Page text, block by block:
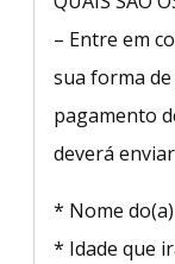
– Entre em
sua forma
pagamento
deverá
* Nome
* Idade que